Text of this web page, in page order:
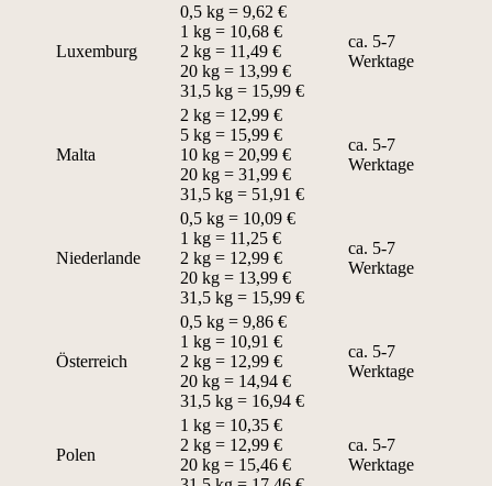
Luxemburg
0,5 kg = 9,62 €
1 kg = 10,68 €
2 kg = 11,49 €
20 kg = 13,99 €
31,5 kg = 15,99 €
ca. 5-7
Werktage
Malta
2 kg = 12,99 €
5 kg = 15,99 €
10 kg = 20,99 €
20 kg = 31,99 €
31,5 kg = 51,91 €
ca. 5-7
Werktage
Niederlande
0,5 kg = 10,09 €
1 kg = 11,25 €
2 kg = 12,99 €
20 kg = 13,99 €
31,5 kg = 15,99 €
ca. 5-7
Werktage
Österreich
0,5 kg = 9,86 €
1 kg = 10,91 €
2 kg = 12,99 €
20 kg = 14,94 €
31,5 kg = 16,94 €
ca. 5-7
Werktage
Polen
1 kg = 10,35 €
2 kg = 12,99 €
20 kg = 15,46 €
ca. 5-7
Werktage